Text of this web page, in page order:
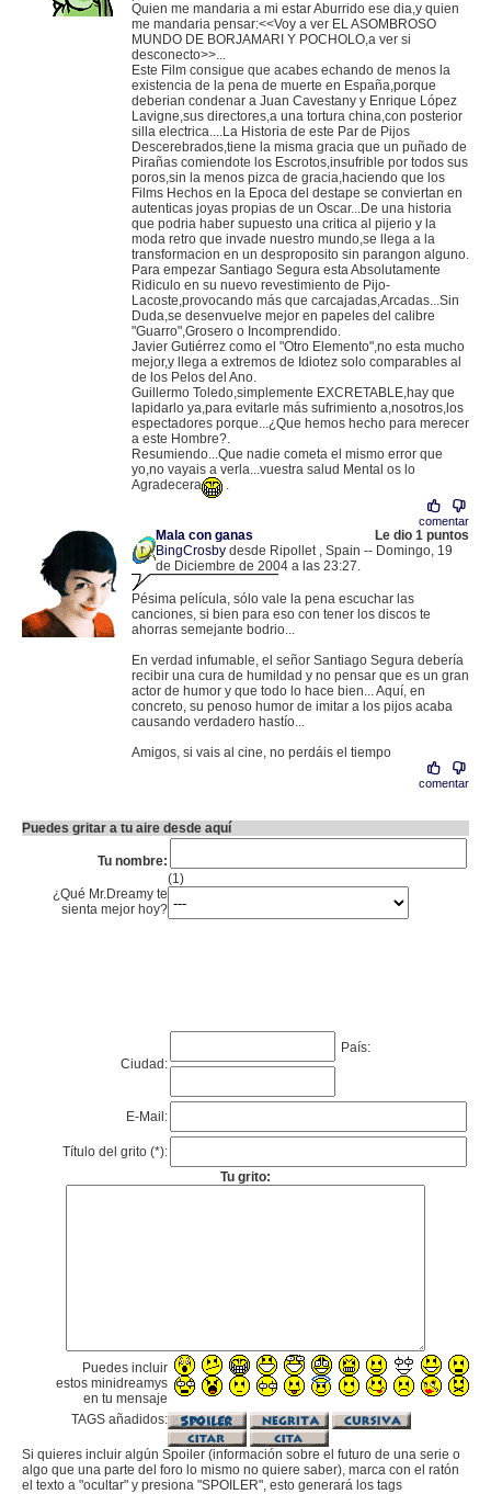
Quien me mandaria a mi estar Aburrido ese dia,y quien
me mandaria pensar:<<Voy a ver EL ASOMBROSO
MUNDO DE BORJAMARI Y POCHOLO,a ver si
desconecto>>...
Este Film consigue que acabes echando de menos la
existencia de la pena de muerte en España,porque
deberian condenar a Juan Cavestany y Enrique López
Lavigne,sus directores,a una tortura china,con posterior
silla electrica....La Historia de este Par de Pijos
Descerebrados,tiene la misma gracia que un puñado de
Pirañas comiendote los Escrotos,insufrible por todos sus
poros,sin la menos pizca de gracia,haciendo que los
Films Hechos en la Epoca del destape se conviertan en
autenticas joyas propias de un Oscar...De una historia
que podria haber supuesto una critica al pijerio y la
moda retro que invade nuestro mundo,se llega a la
transformacion en un desproposito sin parangon alguno.
Para empezar Santiago Segura esta Absolutamente
Ridiculo en su nuevo revestimiento de Pijo-
Lacoste,provocando más que carcajadas,Arcadas...Sin
Duda,se desenvuelve mejor en papeles del calibre
"Guarro",Grosero o Incomprendido.
Javier Gutiérrez como el "Otro Elemento",no esta mucho
mejor,y llega a extremos de Idiotez solo comparables al
de los Pelos del Ano.
Guillermo Toledo,simplemente EXCRETABLE,hay que
lapidarlo ya,para evitarle más sufrimiento a,nosotros,los
espectadores porque...¿Que hemos hecho para merecer
a este Hombre?.
Resumiendo...Que nadie cometa el mismo error que
yo,no vayais a verla...vuestra salud Mental os lo
Agradecera
.
comentar
Mala con ganas
Le dio 1 puntos
BingCrosby desde Ripollet , Spain -- Domingo, 19
de Diciembre de 2004 a las 23:27.
Pésima película, sólo vale la pena escuchar las
canciones, si bien para eso con tener los discos te
ahorras semejante bodrio...
En verdad infumable, el señor Santiago Segura debería
recibir una cura de humildad y no pensar que es un gran
actor de humor y que todo lo hace bien... Aquí, en
concreto, su penoso humor de imitar a los pijos acaba
causando verdadero hastío...
Amigos, si vais al cine, no perdáis el tiempo
comentar
Puedes gritar a tu aire desde aquí
Tu nombre:
(1)
¿Qué Mr.Dreamy te
sienta mejor hoy?
Ciudad:
País:
E-Mail:
Título del grito (*):
Tu grito:
Puedes incluir
estos minidreamys
en tu mensaje
TAGS añadidos:
Si quieres incluir algún Spoiler (información sobre el futuro de una serie o
algo que una parte del foro lo mismo no quiere saber), marca con el ratón
el texto a "ocultar" y presiona "SPOILER", esto generará los tags